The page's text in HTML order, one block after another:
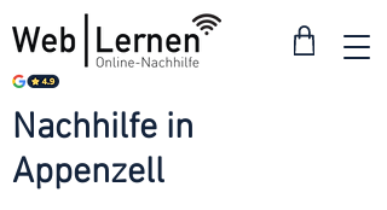
Nachhilfe in
Appenzell